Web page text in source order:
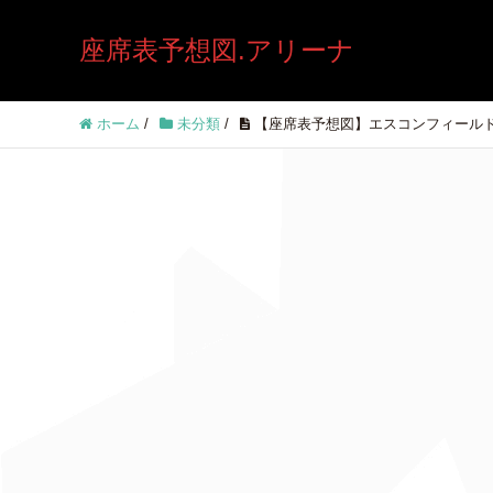
座席表予想図.アリーナ
ホーム / 未分類 / 【座席表予想図】エスコンフィール